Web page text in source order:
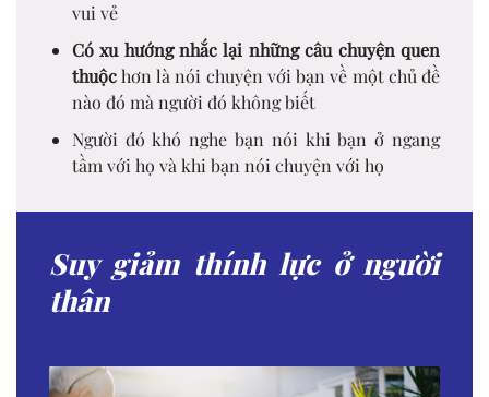
vui vẻ
Có xu hướng nhắc lại những câu chuyện quen
thuộchơn là nói chuyện với bạn về một chủ đề
nào đó mà người đó không biết
Người đó khó nghe bạn nói khi bạn ở ngang
tầm với họ và khi bạn nói chuyện với họ
Suy giảm thính lực ở người
thân